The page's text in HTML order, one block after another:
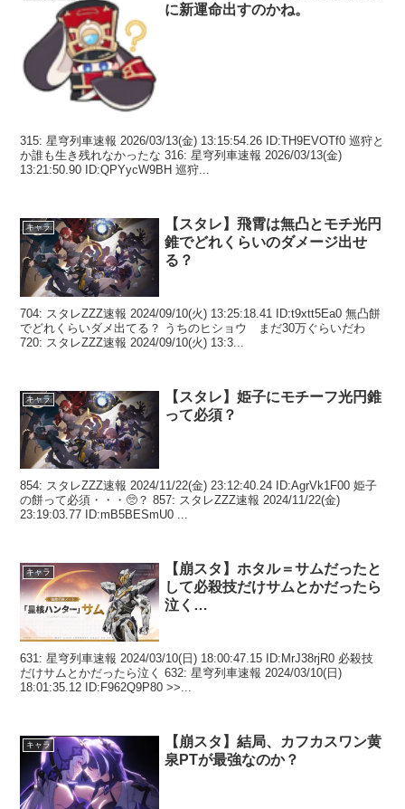
に新運命出すのかね。
315: 星穹列車速報 2026/03/13(金) 13:15:54.26 ID:TH9EVOTf0 巡狩と
か誰も生き残れなかったな 316: 星穹列車速報 2026/03/13(金)
13:21:50.90 ID:QPYycW9BH 巡狩...
キャラ
【スタレ】飛霄は無凸とモチ光円
錐でどれくらいのダメージ出せ
る？
704: スタレZZZ速報 2024/09/10(火) 13:25:18.41 ID:t9xtt5Ea0 無凸餅
でどれくらいダメ出てる？ うちのヒショウ まだ30万ぐらいだわ
720: スタレZZZ速報 2024/09/10(火) 13:3...
キャラ
【スタレ】姫子にモチーフ光円錐
って必須？
854: スタレZZZ速報 2024/11/22(金) 23:12:40.24 ID:AgrVk1F00 姫子
の餅って必須・・・🥺？ 857: スタレZZZ速報 2024/11/22(金)
23:19:03.77 ID:mB5BESmU0 ...
キャラ
【崩スタ】ホタル＝サムだったと
して必殺技だけサムとかだったら
泣く…
631: 星穹列車速報 2024/03/10(日) 18:00:47.15 ID:MrJ38rjR0 必殺技
だけサムとかだったら泣く 632: 星穹列車速報 2024/03/10(日)
18:01:35.12 ID:F962Q9P80 >>...
キャラ
【崩スタ】結局、カフカスワン黄
泉PTが最強なのか？